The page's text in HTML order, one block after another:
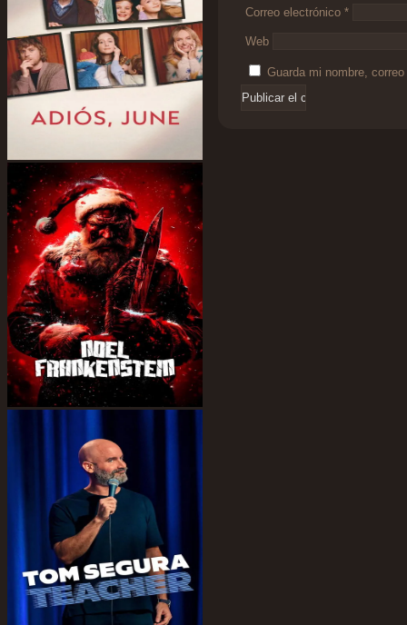
Correo electrónico *
Web
Guarda mi nombre,